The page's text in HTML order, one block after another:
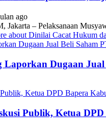
ago
– Pelaksanaan
about Dinilai Cacat Hukum
Dugaan Jual Beli Saham
Laporkan Dugaan
Ketua DPD Bapera
Publik, Ketua